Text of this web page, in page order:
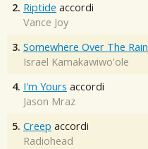
2. Riptide accordi
Vance Joy
3. Somewhere Over The
Israel Kamakawiwo'ole
4. I'm Yours accordi
Jason Mraz
5. Creep accordi
Radiohead